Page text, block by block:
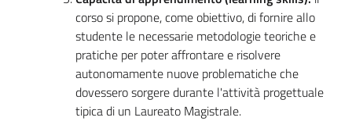
corso si propone, come obiettivo, di fornire allo
studente le necessarie metodologie teoriche e
pratiche per poter affrontare e risolvere
autonomamente nuove problematiche che
dovessero sorgere durante l'attività progettuale
tipica di un Laureato Magistrale.